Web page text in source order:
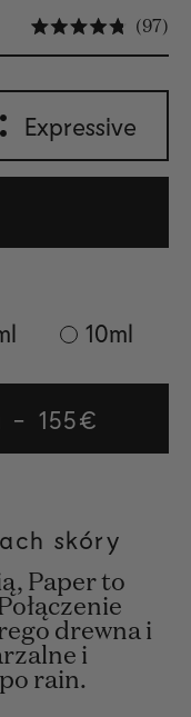
97
Expressive
10ml
Regular
price
155€
skóry
Paper to
drewna i
i
rain.